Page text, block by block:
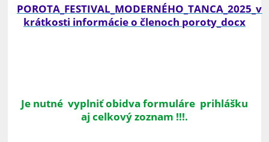
POROTA_FESTIVAL_MODERNÉHO_TANCA_2025_v
krátkosti informácie o členoch poroty_docx
Je nutné vyplniť obidva formuláre prihlášku
aj celkový zoznam !!!.